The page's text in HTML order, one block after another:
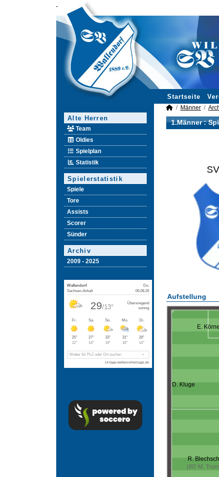
Startseite
Alte Herren
Team
Oldies
Spielplan
Statistik
Spielerstatistik
Spiele
Tore
Assists
Scorer
Sünder
Archiv
2009 - 2025
Männer
1.Männer :
Aufstellung
E.
D. Kluge
R.
(80' M.